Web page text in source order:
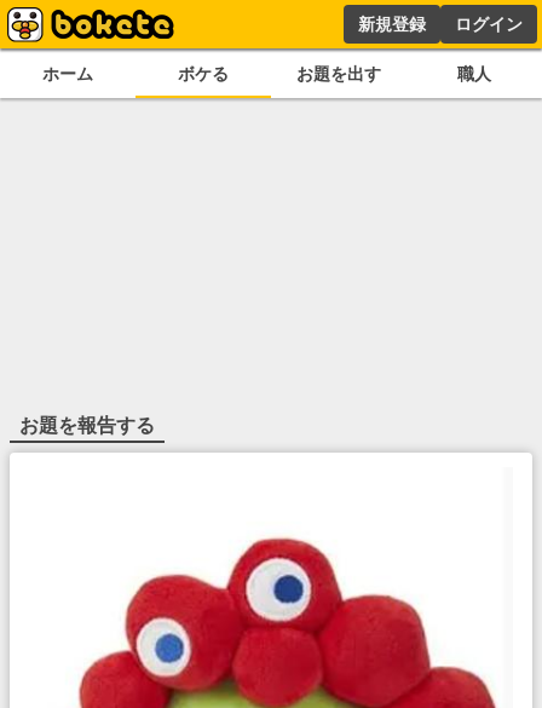
新規登録 ログイン
ホーム ボケる お題を出す 職人
お題を報告する